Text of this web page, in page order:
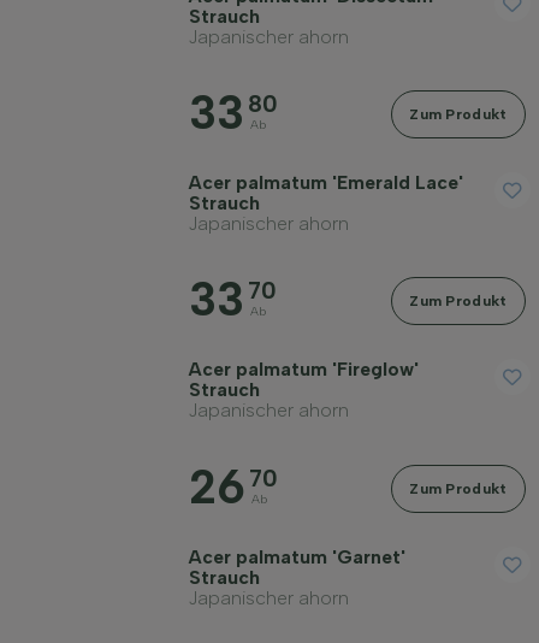
Strauch
Japanischer ahorn
33 80
Ab
Zum Produkt
Acer palmatum 'Emerald Lace'
Strauch
Japanischer ahorn
33 70
Ab
Zum Produkt
Acer palmatum 'Fireglow'
Strauch
Japanischer ahorn
26 70
Ab
Zum Produkt
Acer palmatum 'Garnet'
Strauch
Japanischer ahorn